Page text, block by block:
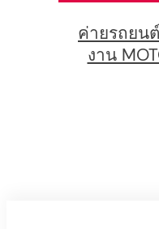
ค่ายรถยน
งาน